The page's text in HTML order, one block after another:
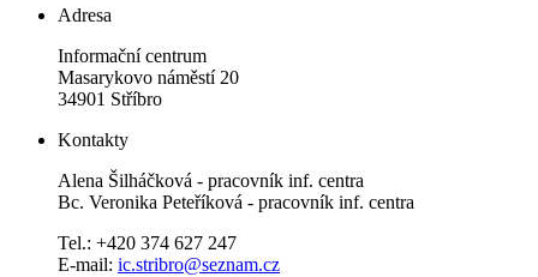
Adresa
Informační centrum
Masarykovo náměstí 20
34901 Stříbro
Kontakty
Alena Šilháčková - pracovník inf. centra
Bc. Veronika Peteříková - pracovník inf. centra
Tel.: +420 374 627 247
E-mail: ic.stribro@seznam.cz